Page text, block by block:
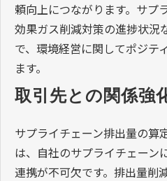
頼向上につながります。サプ
効果ガス削減対策の進捗状況
で、環境経営に関してポジテ
ます。
取引先との関係強
サプライチェーン排出量の算
は、自社のサプライチェーン
連携が不可欠です。排出量削